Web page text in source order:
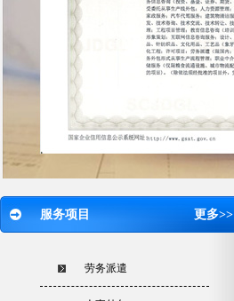
服务项目 更多>>
劳务派遣